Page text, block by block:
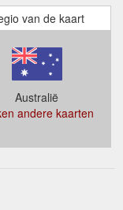
van de kaart
Australië
andere kaarten